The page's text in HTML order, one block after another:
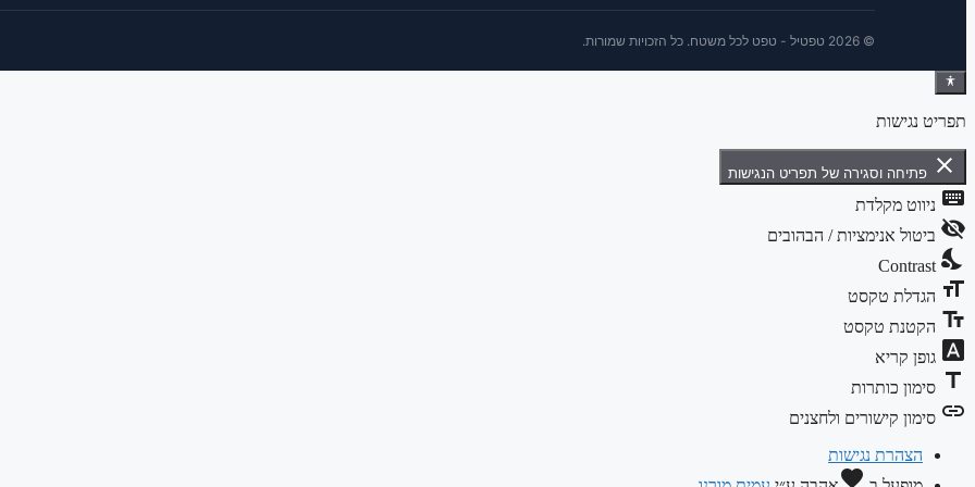
© 2026 טפטיל - טפט לכל משטח. כל הזכויות שמורות.
תפריט נגישות
close פתיחה וסגירה של תפריט הנגישות
keyboard ניווט מקלדת
visibility_off ביטול אנימציות / הבהובים
nights_stay
Contrast
format_size הגדלת טקסט
text_fields הקטנת טקסט
font_download גופן קריא
title סימון כותרות
link סימון קישורים ולחצנים
הצהרת נגישות
favorite